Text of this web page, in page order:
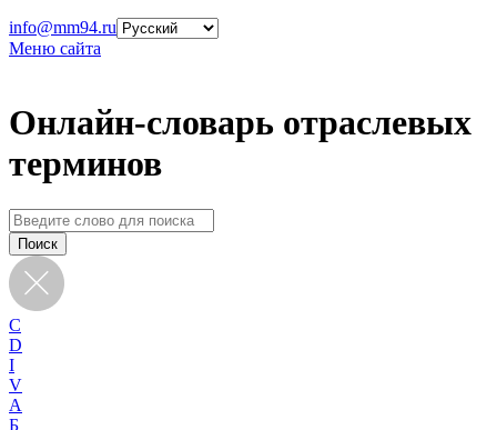
info@mm94.ru
Меню сайта
Онлайн-словарь отраслевых
терминов
C
D
I
V
А
Б